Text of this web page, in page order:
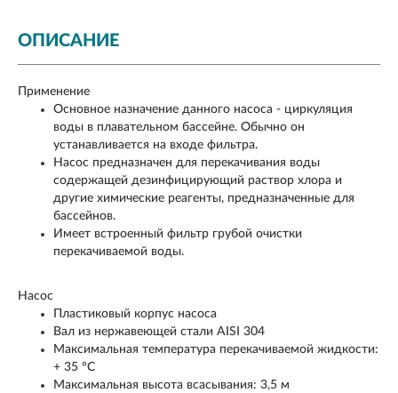
ОПИСАНИЕ
Применение
Основное назначение данного насоса - циркуляция
воды в плавательном бассейне. Обычно он
устанавливается на входе фильтра.
Насос предназначен для перекачивания воды
содержащей дезинфицирующий раствор хлора и
другие химические реагенты, предназначенные для
бассейнов.
Имеет встроенный фильтр грубой очистки
перекачиваемой воды.
Насос
Пластиковый корпус насоса
Вал из нержавеющей стали AISI 304
Максимальная температура перекачиваемой жидкости:
+ 35 °С
Максимальная высота всасывания: 3,5 м